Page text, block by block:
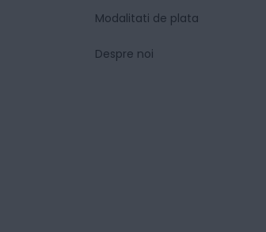
Modalitati de plata
Despre noi